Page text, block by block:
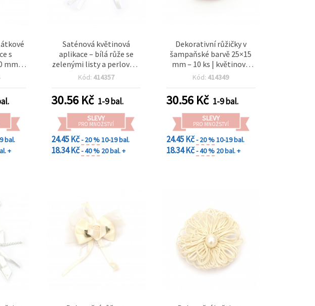
s
mm, 6
alba
bal.
+
Saténová květinová
aplikace – bílá růže se
zelenými listy a perlovým
detailem, 50 mm, balení 5
Kód: 414357
30.56 Kč 1-9 bal.
SLEVY
PRO MNOŽSTVÍ
24.45 Kč- 20 %10-19 bal.
18.34 Kč- 40 % 20 bal. +
Dekorativní růžičky v
šampaňské barvě 25×15
mm – 10 ks | květinové
ozdoby na tvoření,
vlasů
Kód: 414349
30.56Kč 1-9 bal.
SLEVY
PRO MNOŽSTVÍ
24.45 Kč- 20 %10-19 bal.
18.34 Kč- 40 % 20 bal. +